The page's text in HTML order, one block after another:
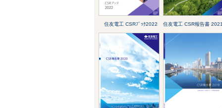
住友電工 CSRﾌﾞｯｸ2022 住友電工 CSR報告書